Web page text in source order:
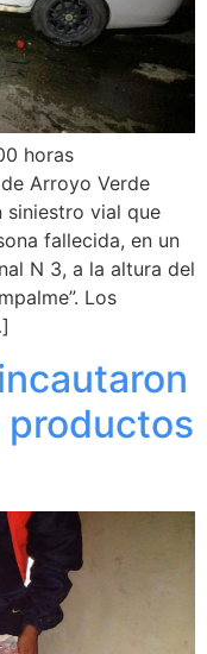
horas
Arroyo Verde
vial que
fallecida, en un
N 3, a la altura del
Los
productos